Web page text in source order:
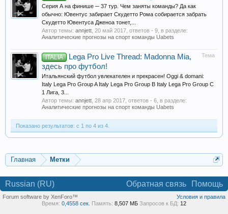
Серия А на финише ─ 37 тур. Чем заняты команды? Да как
обычно: Ювентус забирает Скудетто Рома собирается забрать
Скудетто Ювентуса Дженоа тонет,...
Автор темы: annjett 20 май 2017 , ответов - 9, в разделе:
Аналитические прогнозы на спорт команды Uabets
Тема
ITALIA
Lega Pro Live Thread: Madonna Mia,
здесь про футбол!
Итальянский футбол увлекателен и прекрасен! Oggi & domani:
Italy Lega Pro Group A Italy Lega Pro Group B Italy Lega Pro Group C
1 Лига, 3...
Автор темы: annjett 28 апр 2017 , ответов - 6, в разделе:
Аналитические прогнозы на спорт команды Uabets
Показано результатов: с 1 по 4 из 4.
Главная Метки
Russian (RU) Обратная связь Помощь
Условия и правила
Forum software by XenForo™
Время: 0,4558 сек. Память: 8,507 МБ Запросов к БД: 12